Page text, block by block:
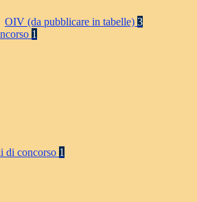
OIV (da pubblicare in tabelle) 3
1
di concorso 1